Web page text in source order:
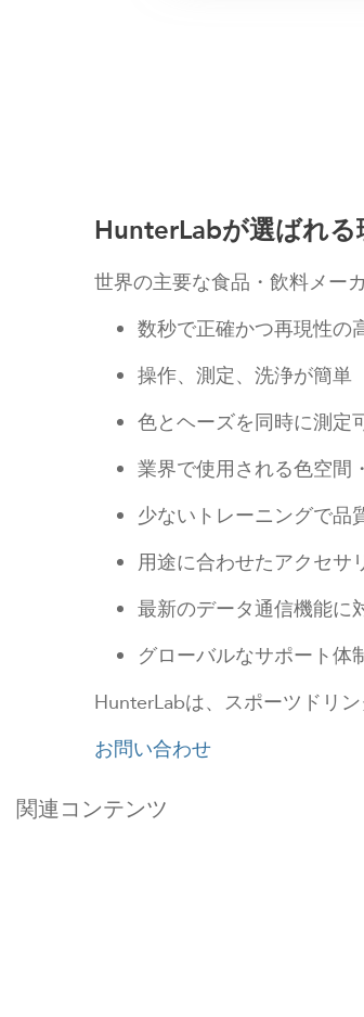
HunterLabが選ばれる
世界の主要な食品・飲料メー
数秒で正確かつ再現性の
操作、測定、洗浄が簡単
色とヘーズを同時に測定
業界で使用される色空間
少ないトレーニングで品
用途に合わせたアクセサ
最新のデータ通信機能に
グローバルなサポート体
HunterLabは、スポーツドリ
お問い合わせ
関連コンテンツ